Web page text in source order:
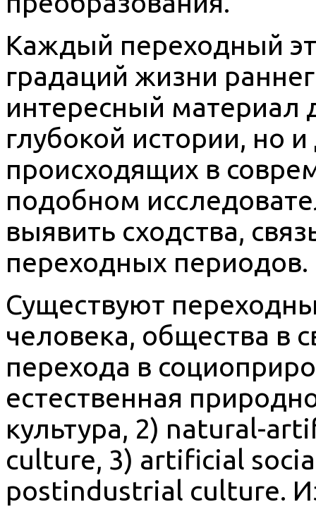
Каждый переходный
градаций жизни
интересный материал
глубокой истории, но
происходящих в
подобном
выявить сходства,
переходных периодов.
Существуют
человека, общества в
перехода в
естественная
культура, 2) natural-
culture, 3) artificial
postindustrial culture.